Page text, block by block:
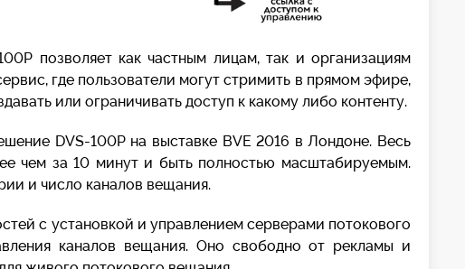
позволяет как частным лицам, так и организациям
где пользователи могут стримить в прямом эфире,
или ограничивать доступ к какому либо контенту.
DVS-100P на выставке BVE 2016 в Лондоне. Весь
чем за 10 минут и быть полностью масштабируемым.
и число каналов вещания.
с установкой и управлением серверами потокового
каналов вещания. Оно свободно от рекламы и